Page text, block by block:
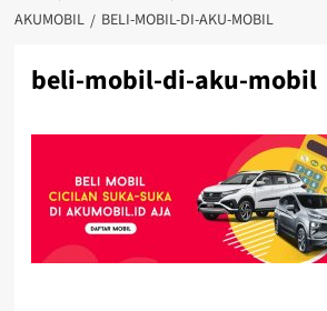
AKUMOBIL
BELI-MOBIL-DI-AKU-MOBIL
beli-mobil-di-aku-mobil